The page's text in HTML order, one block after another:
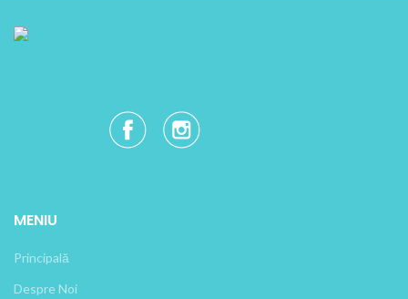
MENIU
Principală
Despre Noi